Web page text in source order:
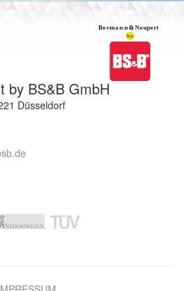
by BS&B GmbH
Düsseldorf